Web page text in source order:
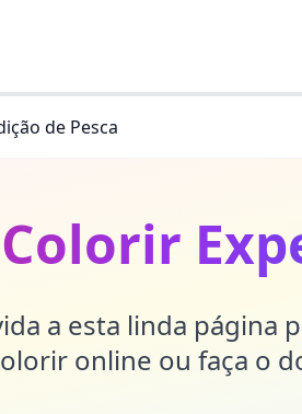
de Pesca
a esta linda página
online ou faça o